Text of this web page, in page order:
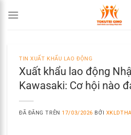
đến
TIN XUẤT KHẨU LAO ĐỘNG
Xuất khẩu lao động
Kawasaki: Cơ hội nào
ĐÃ ĐĂNG TRÊN 17/03/2026 BỞI